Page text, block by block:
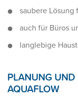
saubere Lösung
auch für Büros
langlebige
PLANUNG
AQUAFLOW